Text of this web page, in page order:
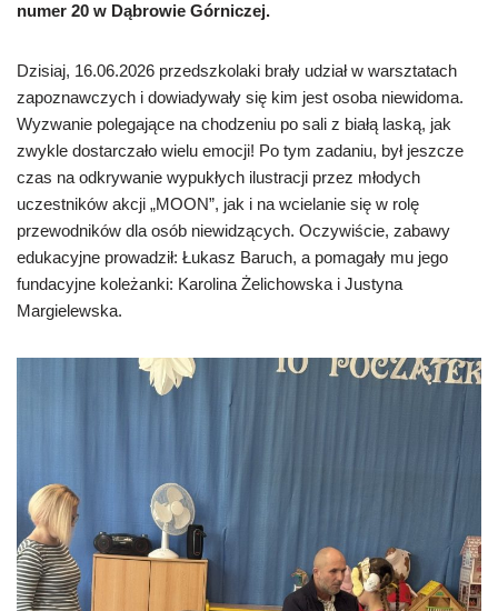
numer 20 w Dąbrowie Górniczej.
Dzisiaj, 16.06.2026 przedszkolaki brały udział w warsztatach
zapoznawczych i dowiadywały się kim jest osoba niewidoma.
Wyzwanie polegające na chodzeniu po sali z białą laską, jak
zwykle dostarczało wielu emocji! Po tym zadaniu, był jeszcze
czas na odkrywanie wypukłych ilustracji przez młodych
uczestników akcji „MOON”, jak i na wcielanie się w rolę
przewodników dla osób niewidzących. Oczywiście, zabawy
edukacyjne prowadził: Łukasz Baruch, a pomagały mu jego
fundacyjne koleżanki: Karolina Żelichowska i Justyna
Margielewska.